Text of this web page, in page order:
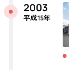
2003
平成15年